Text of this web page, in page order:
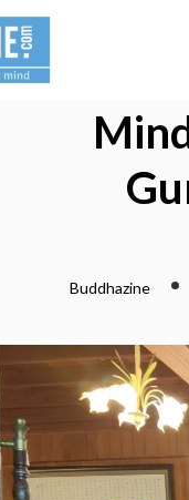
Buddhazine